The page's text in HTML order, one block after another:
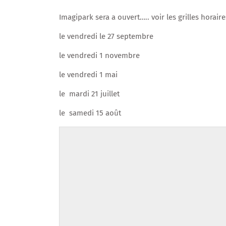
Imagipark sera a ouvert….. voir les grilles
le vendredi le 27 septembre
le vendredi 1 novembre
le vendredi 1 mai
le mardi 21 juillet
le samedi 15 août